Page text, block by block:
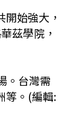
始強大，
茲學院，
。台灣需
等。(編輯: